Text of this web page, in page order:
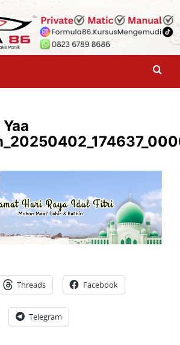
Threads Facebook
Telegram